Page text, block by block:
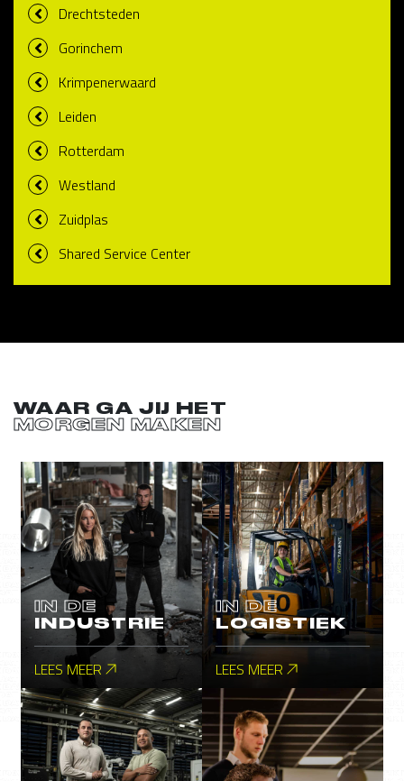
Drechtsteden
Gorinchem
Krimpenerwaard
Leiden
Rotterdam
Westland
Zuidplas
Shared Service Center
WAAR GA JIJ HET
MORGEN MAKEN
IN DE
INDUSTRIE
LEES MEER
IN DE
LOGISTIEK
LEES MEER